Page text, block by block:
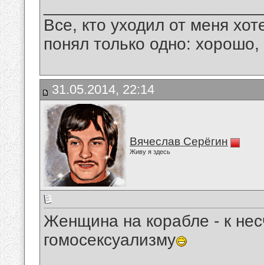
Все, кто уходил от меня
понял только одно:
31.05.2014, 22:14
Вячеслав Серёгин
Живу я здесь
Женщина на корабле - к
гомосексуализму